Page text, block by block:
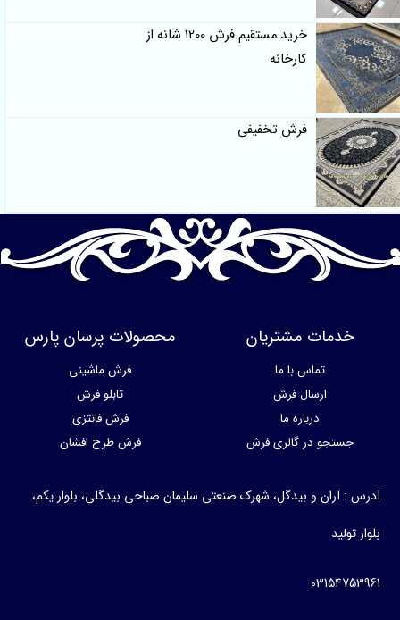
خرید مستقیم فرش 1200 شانه از
کارخانه
فرش تخفیفی
خدمات مشتریان
تماس با ما
ارسال فرش
درباره ما
جستجو در گالری فرش
محصولات پرسان پارس
فرش ماشینی
تابلو فرش
فرش فانتزی
فرش طرح افشان
آدرس : آران و بیدگل، شهرک صنعتی سلیمان صباحی بیدگلی، بلوار یکم،
بلوار تولید
03154753961